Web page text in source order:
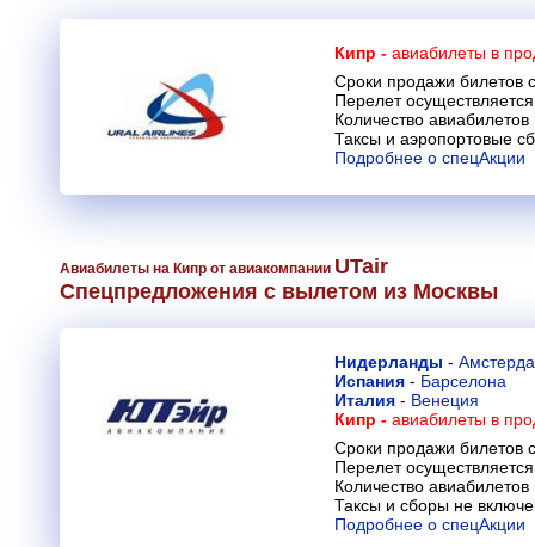
Кипр - авиабилеты в
Сроки продажи билетов
Перелет
Количество
Таксы и аэропортовые
Подробнее о спецАкции
Авиабилеты на Кипр от авиакомпании UTair
Спецпредложения с вылетом из Москвы
Нидерланды -
Испания - Барселона
Италия - Венеция
Кипр - авиабилеты в
Сроки продажи билетов
Перелет
Количество
Таксы и сборы не
Подробнее о спецАкции